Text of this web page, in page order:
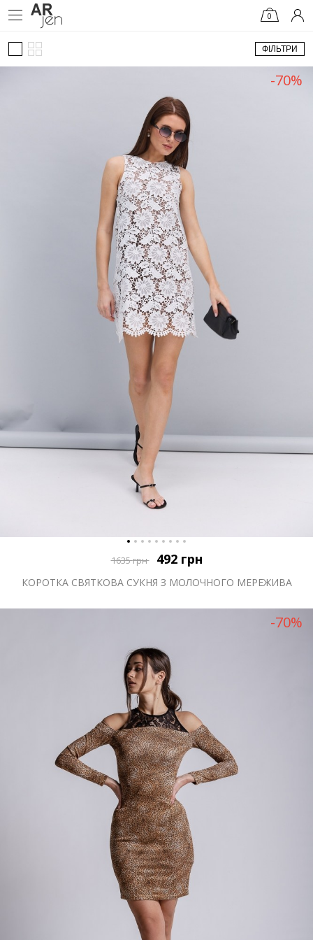
0
ФІЛЬТРИ
-70%
1635грн 492 грн
КОРОТКА СВЯТКОВА СУКНЯ З МОЛОЧНОГО МЕРЕЖИВА
-70%